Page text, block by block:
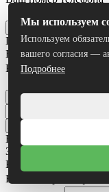
Отправить
Получить
Ваше имя*
Ваш номер телефона
Отправить
Все результаты
Задать вопрос
Ваше имя
Ваш номер телефона
Мы используем
Используем
вашего согласия —
Подробнее